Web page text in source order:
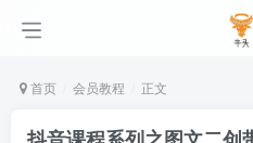
首页 会员教程 正文